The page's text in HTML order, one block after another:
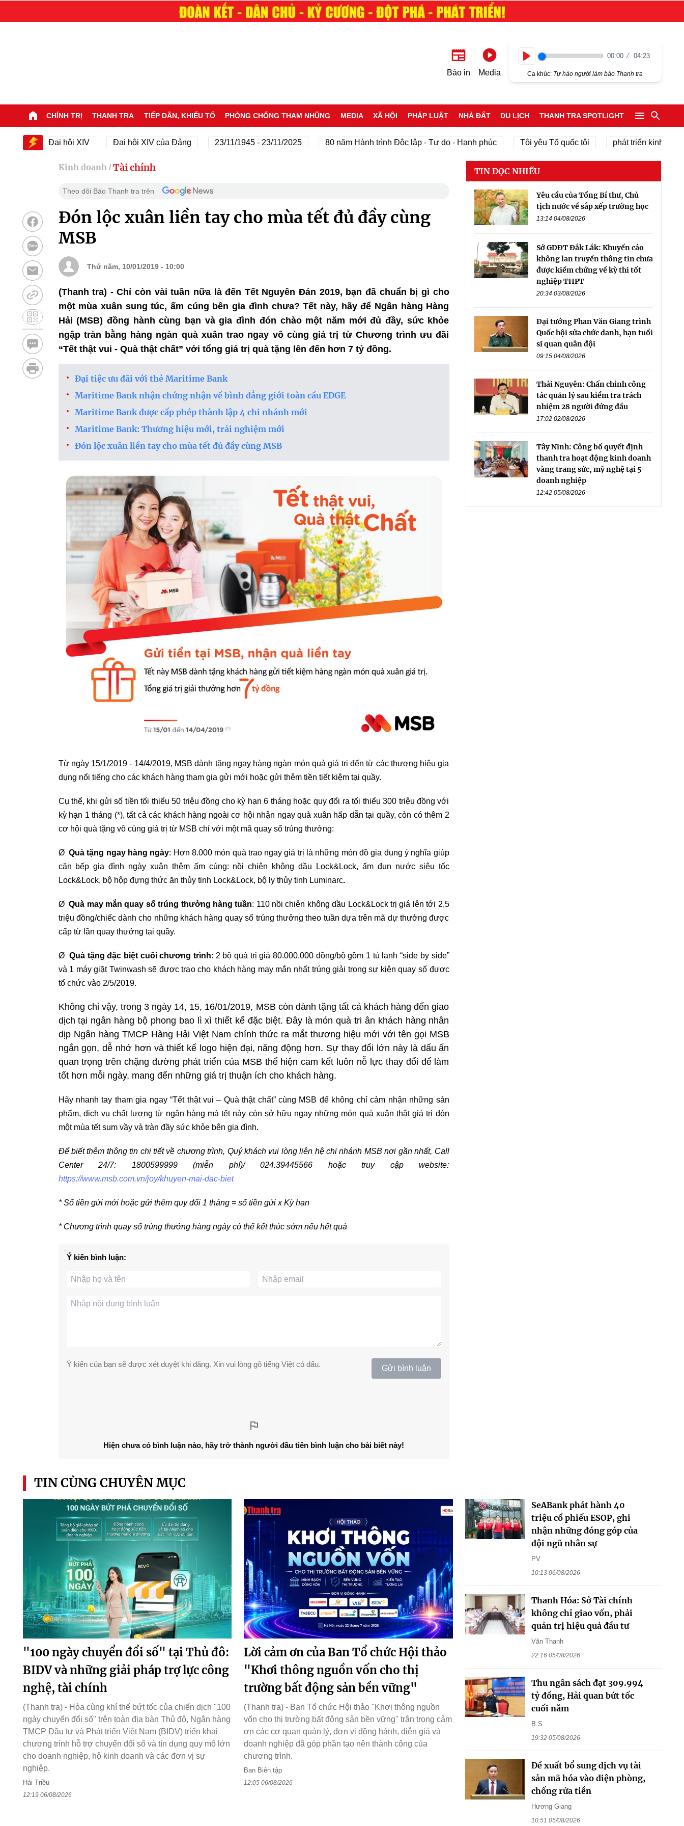
Báo in Media
00:00 04:23
Ca khúc: Tự hào người làm báo Thanh tra
CHÍNH TRỊ THANH TRA TIẾP DÂN, KHIẾU TỐ PHÒNG CHỐNG THAM NHŨNG MEDIA XÃ HỘI PHÁP LUẬT NHÀ ĐẤT DU LỊCH THANH TRA SPOTLIGHT
Đại hội XIV Đại hội XIV của Đảng 23/11/1945 - 23/11/2025 80 năm Hành trình Độc lập - Tự do - Hạnh phúc Tôi yêu Tổ quốc tôi phát triển kinh tế tư nhân
Kinh doanh / Tài chính
Theo dõi Báo Thanh tra trên
Đón lộc xuân liền tay cho mùa tết đủ đầy cùng
MSB
Thứ năm, 10/01/2019 - 10:00
(Thanh tra) - Chỉ còn vài tuần nữa là đến Tết Nguyên Đán 2019, bạn đã chuẩn bị gì cho
một mùa xuân sung túc, ấm cúng bên gia đình chưa? Tết này, hãy để Ngân hàng Hàng
Hải (MSB) đồng hành cùng bạn và gia đình đón chào một năm mới đủ đầy, sức khỏe
ngập tràn bằng hàng ngàn quà xuân trao ngay vô cùng giá trị từ Chương trình ưu đãi
“Tết thật vui - Quà thật chất” với tổng giá trị quà tặng lên đến hơn 7 tỷ đồng.
Đại tiệc ưu đãi với thẻ Maritime Bank
Maritime Bank nhận chứng nhận về bình đẳng giới toàn cầu EDGE
Maritime Bank được cấp phép thành lập 4 chi nhánh mới
Maritime Bank: Thương hiệu mới, trải nghiệm mới
Đón lộc xuân liền tay cho mùa tết đủ đầy cùng MSB
Từ ngày 15/1/2019 - 14/4/2019, MSB dành tặng ngay hàng ngàn món quà giá trị đến từ các thương hiệu gia
dụng nổi tiếng cho các khách hàng tham gia gửi mới hoặc gửi thêm tiền tiết kiệm tại quầy.
Cụ thể, khi gửi số tiền tối thiểu 50 triệu đồng cho kỳ hạn 6 tháng hoặc quy đổi ra tối thiểu 300 triệu đồng với
kỳ hạn 1 tháng (*), tất cả các khách hàng ngoài cơ hội nhận ngay quà xuân hấp dẫn tại quầy, còn có thêm 2
cơ hội quà tặng vô cùng giá trị từ MSB chỉ với một mã quay số trúng thưởng:
ØQuà tặng ngay hàng ngày: Hơn 8.000 món quà trao ngay giá trị là những món đồ gia dụng ý nghĩa giúp
căn bếp gia đình ngày xuân thêm ấm cúng: nồi chiên không dầu Lock&Lock, ấm đun nước siêu tốc
Lock&Lock, bộ hộp đựng thức ăn thủy tinh Lock&Lock, bộ ly thủy tinh Luminarc.
ØQuà may mắn quay số trúng thưởng hàng tuần: 110 nồi chiên không dầu Lock&Lock trị giá lên tới 2,5
triệu đồng/chiếc dành cho những khách hàng quay số trúng thưởng theo tuần dựa trên mã dự thưởng được
cấp từ lần quay thưởng tại quầy.
Ø Quà tặng đặc biệt cuối chương trình: 2 bộ quà trị giá 80.000.000 đồng/bộ gồm 1 tủ lạnh “side by side”
và 1 máy giặt Twinwash sẽ được trao cho khách hàng may mắn nhất trúng giải trong sự kiện quay số được
tổ chức vào 2/5/2019.
Không chỉ vậy, trong 3 ngày 14, 15, 16/01/2019, MSB còn dành tặng tất cả khách hàng đến giao
dịch tại ngân hàng bộ phong bao lì xì thiết kế đặc biệt. Đây là món quà tri ân khách hàng nhân
dịp Ngân hàng TMCP Hàng Hải Việt Nam chính thức ra mắt thương hiệu mới với tên gọi MSB
ngắn gọn, dễ nhớ hơn và thiết kế logo hiện đại, năng động hơn. Sự thay đổi lớn này là dấu ấn
quan trọng trên chặng đường phát triển của MSB thể hiện cam kết luôn nỗ lực thay đổi để làm
tốt hơn mỗi ngày, mang đến những giá trị thuận ích cho khách hàng.
Hãy nhanh tay tham gia ngay “Tết thật vui – Quà thật chất” cùng MSB để không chỉ cảm nhận những sản
phẩm, dịch vụ chất lượng từ ngân hàng mà tết này còn sở hữu ngay những món quà xuân thật giá trị đón
một mùa tết sum vầy và tràn đầy sức khỏe bên gia đình.
Để biết thêm thông tin chi tiết về chương trình, Quý khách vui lòng liên hệ chi nhánh MSB nơi gần nhất, Call
Center 24/7: 1800599999 (miễn phí)/ 024.39445566 hoặc truy cập website:
https://www.msb.com.vn/joy/khuyen-mai-dac-biet
* Số tiền gửi mới hoặc gửi thêm quy đổi 1 tháng = số tiền gửi x Kỳ hạn
* Chương trình quay số trúng thưởng hàng ngày có thể kết thúc sớm nếu hết quà
Ý kiến bình luận:
Ý kiến của bạn sẽ được xét duyệt khi đăng. Xin vui lòng gõ tiếng Việt có dấu. Gửi bình luận
Hiện chưa có bình luận nào, hãy trở thành người đầu tiên bình luận cho bài biết này!
TIN ĐỌC NHIỀU
Yêu cầu của Tổng Bí thư, Chủ
tịch nước về sắp xếp trường học
13:14 04/08/2026
Sở GDĐT Đắk Lắk: Khuyến cáo
không lan truyền thông tin chưa
được kiểm chứng về kỳ thi tốt
nghiệp THPT
20:34 03/08/2026
Đại tướng Phan Văn Giang trình
Quốc hội sửa chức danh, hạn tuổi
sĩ quan quân đội
09:15 04/08/2026
Thái Nguyên: Chấn chỉnh công
tác quản lý sau kiểm tra trách
nhiệm 28 người đứng đầu
17:02 02/08/2026
Tây Ninh: Công bố quyết định
thanh tra hoạt động kinh doanh
vàng trang sức, mỹ nghệ tại 5
doanh nghiệp
12:42 05/08/2026
TIN CÙNG CHUYÊN MỤC
"100 ngày chuyển đổi số" tại Thủ đô:
BIDV và những giải pháp trợ lực công
nghệ, tài chính
(Thanh tra) - Hòa cùng khí thế bứt tốc của chiến dịch "100
ngày chuyển đổi số" trên toàn địa bàn Thủ đô, Ngân hàng
TMCP Đầu tư và Phát triển Việt Nam (BIDV) triển khai
chương trình hỗ trợ chuyển đổi số và tín dụng quy mô lớn
cho doanh nghiệp, hộ kinh doanh và các đơn vị sự
nghiệp.
Hải Triều
12:19 06/08/2026
Lời cảm ơn của Ban Tổ chức Hội thảo
"Khơi thông nguồn vốn cho thị
trường bất động sản bền vững"
(Thanh tra) - Ban Tổ chức Hội thảo "Khơi thông nguồn
vốn cho thị trường bất động sản bền vững" trân trọng cảm
ơn các cơ quan quản lý, đơn vị đồng hành, diễn giả và
doanh nghiệp đã góp phần tạo nên thành công của
chương trình.
Ban Biên tập
12:05 06/08/2026
SeABank phát hành 40
triệu cổ phiếu ESOP, ghi
nhận những đóng góp của
đội ngũ nhân sự
PV
10:13 06/08/2026
Thanh Hóa: Sở Tài chính
không chỉ giao vốn, phải
quản trị hiệu quả đầu tư
Văn Thanh
22:16 05/08/2026
Thu ngân sách đạt 309.994
tỷ đồng, Hải quan bứt tốc
cuối năm
B.S
19:32 05/08/2026
Đề xuất bổ sung dịch vụ tài
sản mã hóa vào diện phòng,
chống rửa tiền
Hương Giang
10:51 05/08/2026